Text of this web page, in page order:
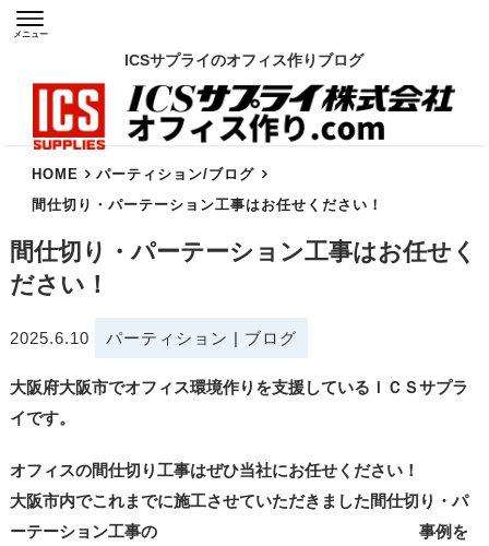
ICSサプライのオフィス作りブログ
メニュー
HOME パーティション/ブログ
間仕切り・パーテーション工事はお任せください！
間仕切り・パーテーション工事はお任せく
ださい！
2025.6.10 パーティション | ブログ
大阪府大阪市でオフィス環境作りを支援しているＩＣＳサプラ
イです。
オフィスの間仕切り工事はぜひ当社にお任せください！
大阪市内でこれまでに施工させていただきました間仕切り・パ
ーテーション工事の 事例を